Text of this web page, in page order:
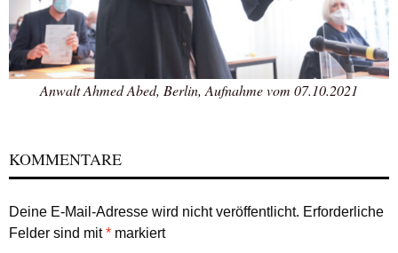
Anwalt Ahmed Abed, Berlin, Aufnahme vom 07.10.2021
KOMMENTARE
Deine E-Mail-Adresse wird nicht veröffentlicht. Erforderliche
Felder sind mit* markiert